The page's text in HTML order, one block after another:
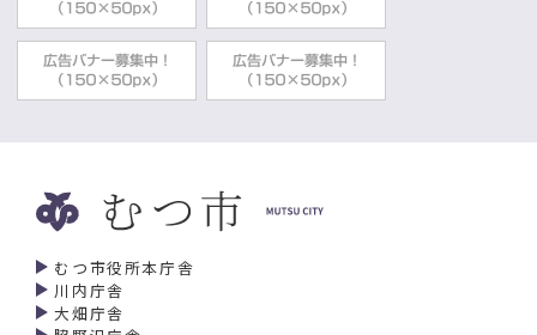
むつ市役所本庁舎
川内庁舎
大畑庁舎